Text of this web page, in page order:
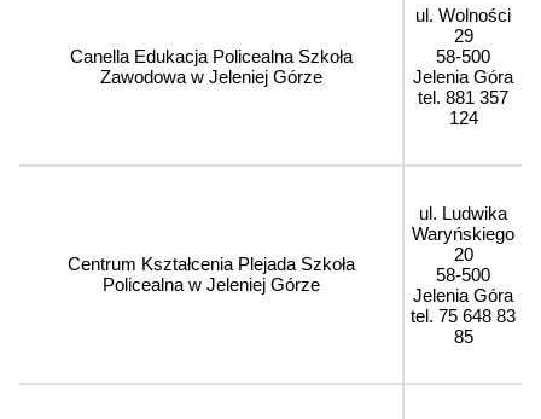
Canella Edukacja Policealna Szkoła
Zawodowa w Jeleniej Górze
ul. Wolności
29
58-500
Jelenia Góra
tel. 881 357
124
Centrum Kształcenia Plejada Szkoła
Policealna w Jeleniej Górze
ul. Ludwika
Waryńskiego
20
58-500
Jelenia Góra
tel. 75 648 83
85